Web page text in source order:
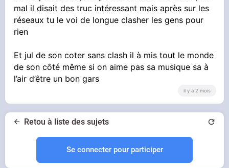
mal il disait des truc intéressant mais après sur les
réseaux tu le voi de longue clasher les gens pour
rien
Et jul de son coter sans clash il à mis tout le monde
de son côté même si on aime pas sa musique sa à
l’air d’être un bon gars
il y a 2 mois
Retou à liste des sujets
Se connecter pour participer